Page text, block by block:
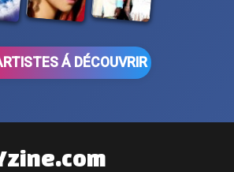
Á DÉCOUVRIR